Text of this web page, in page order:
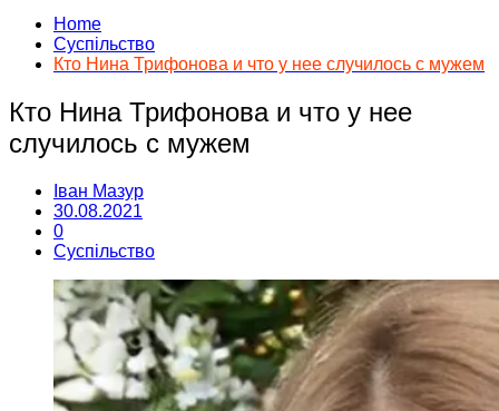
Home
Суспільство
Кто Нина Трифонова и что у нее случилось с мужем
Кто Нина Трифонова и что у нее
случилось с мужем
Іван Мазур
30.08.2021
0
Суспільство